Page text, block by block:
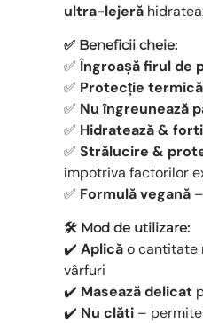
ultra-lejeră
✅ Beneficii cheie:
✅Îngroașă firul de
✅ Protecție termică
✅ Nu îngreunează
✅ Hidratează &
✅ Strălucire &
împotriva factorilor
✅ Formulă vegană
🛠 Mod de utilizare:
✔️ Aplicăo cantitate
vârfuri
✔️ Masează delicat
✔️ Nu clăti –